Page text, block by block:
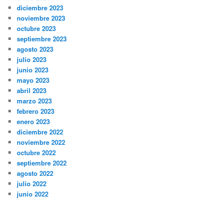
diciembre 2023
noviembre 2023
octubre 2023
septiembre 2023
agosto 2023
julio 2023
junio 2023
mayo 2023
abril 2023
marzo 2023
febrero 2023
enero 2023
diciembre 2022
noviembre 2022
octubre 2022
septiembre 2022
agosto 2022
julio 2022
junio 2022